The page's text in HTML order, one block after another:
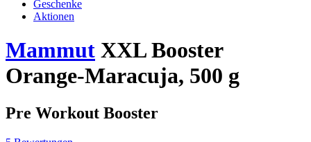
Geschenke
Aktionen
Mammut XXL Booster
Orange-Maracuja, 500 g
Pre Workout Booster